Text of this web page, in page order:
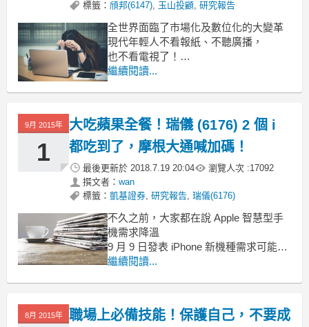
標籤： 頎邦(6147), 玉山投顧, 研究報告
全世界面臨了市場化及數位化的大變革
現代年輕人不看報紙、不聽廣播，
也不看電視了！
其中頎邦 50% 營收都來自電視耶！
繼續閱讀...
9月 2015年
1
大吃蘋果全餐！瑞儀 (6176) 2 個 i
都吃到了，摩根大通喊加碼！
最後更新於 2018.7.19 20:04 瀏覽人次 :17092
撰文者： wan
標籤： 凱基證券, 研究報告, 瑞儀(6176)
不久之前，大家都在說 Apple 智慧型手
機需求降溫
9 月 9 日發表 iPhone 新機種需求可能不
如預期
尤其是瑞儀剛吃下 Apple ，就傳出好消
息，真的好開心唷～
繼續閱讀...
8月 2015年
職場上必備技能！保護自己，不要成